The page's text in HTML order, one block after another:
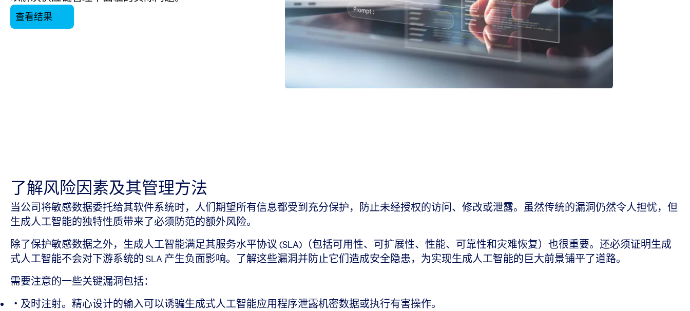
查看结果
了解风险因素及其管理方法
当公司将敏感数据委托给其软件系统时，人们期望所有信息都受到充分保护，防止未经授权的访问、修改或泄露。虽然传统的漏洞仍然令人担忧，但
生成人工智能的独特性质带来了必须防范的额外风险。
除了保护敏感数据之外，生成人工智能满足其服务水平协议 (SLA)（包括可用性、可扩展性、性能、可靠性和灾难恢复）也很重要。还必须证明生成
式人工智能不会对下游系统的 SLA 产生负面影响。了解这些漏洞并防止它们造成安全隐患，为实现生成人工智能的巨大前景铺平了道路。
需要注意的一些关键漏洞包括：
及时注射。精心设计的输入可以诱骗生成式人工智能应用程序泄露机密数据或执行有害操作。